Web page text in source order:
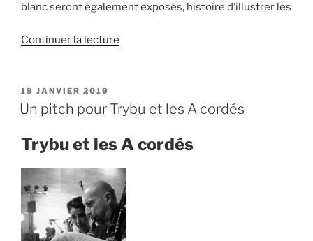
blanc seront également exposés, histoire d’illustrer les
Continuer la lecture
PUBLIÉ
LE
19 JANVIER 2019
Un pitch pour Trybu et les A cordés
Trybu et les A cordés